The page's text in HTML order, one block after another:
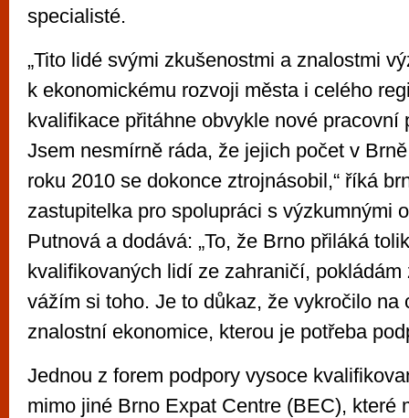
specialisté.
„Tito lidé svými zkušenostmi a znalostmi
k ekonomickému rozvoji města i celého
kvalifikace přitáhne obvykle nové pracovní
Jsem nesmírně ráda, že jejich počet v
roku 2010 se dokonce ztrojnásobil,“ říká
zastupitelka pro spolupráci s výzkumnými
Putnová a dodává: „To, že Brno přiláká
kvalifikovaných lidí ze zahraničí,
vážím si toho. Je to důkaz, že vykročilo na
znalostní ekonomice, kterou je potřeba
Jednou z forem podpory vysoce
mimo jiné Brno Expat Centre (BEC), které